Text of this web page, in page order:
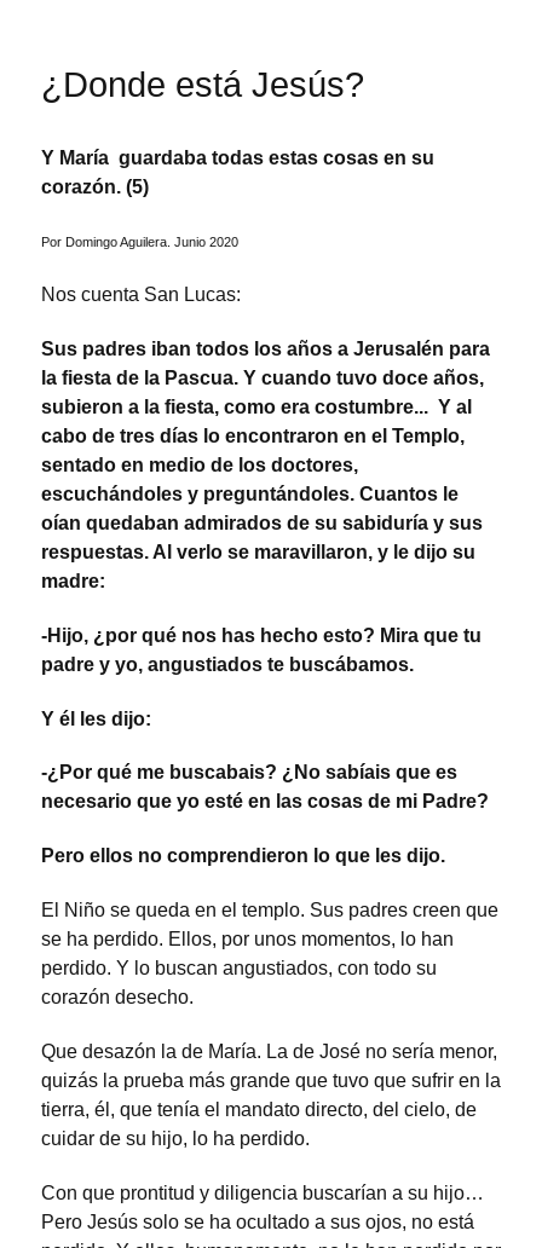
¿Donde está Jesús?
Y María guardaba todas estas cosas en su
corazón. (5)
Por Domingo Aguilera. Junio 2020
Nos cuenta San Lucas:
Sus padres iban todos los años a Jerusalén para
la fiesta de la Pascua. Y cuando tuvo doce años,
subieron a la fiesta, como era costumbre... Y al
cabo de tres días lo encontraron en el Templo,
sentado en medio de los doctores,
escuchándoles y preguntándoles. Cuantos le
oían quedaban admirados de su sabiduría y sus
respuestas. Al verlo se maravillaron, y le dijo su
madre:
-Hijo, ¿por qué nos has hecho esto? Mira que tu
padre y yo, angustiados te buscábamos.
Y él les dijo:
-¿Por qué me buscabais? ¿No sabíais que es
necesario que yo esté en las cosas de mi Padre?
Pero ellos no comprendieron lo que les dijo.
El Niño se queda en el templo. Sus padres creen que
se ha perdido. Ellos, por unos momentos, lo han
perdido. Y lo buscan angustiados, con todo su
corazón desecho.
Que desazón la de María. La de José no sería menor,
quizás la prueba más grande que tuvo que sufrir en la
tierra, él, que tenía el mandato directo, del cielo, de
cuidar de su hijo, lo ha perdido.
Con que prontitud y diligencia buscarían a su hijo…
Pero Jesús solo se ha ocultado a sus ojos, no está